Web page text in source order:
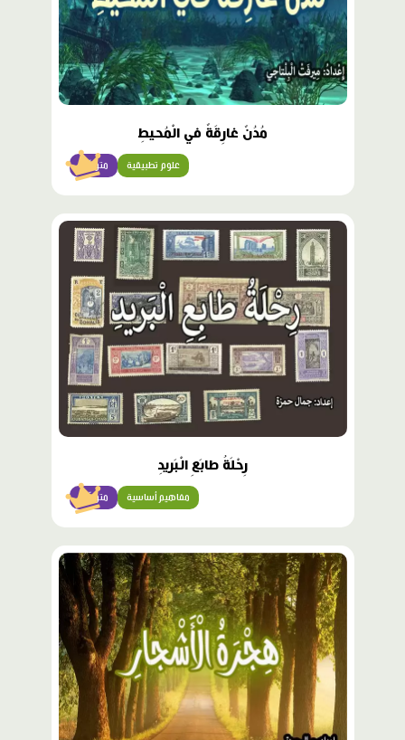
مُدُنٌ غارِقَةٌ في الْمُحيطِ
متوسّط علوم تطبيقية
محتوى
مميّز
رِحْلَةُ طابَعِ الْبَريدِ
متوسّط مفاهيم أساسية
محتوى
مميّز